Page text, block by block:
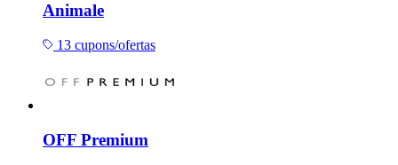
Animale
13 cupons/ofertas
OFF Premium